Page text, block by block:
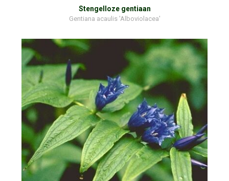
Stengelloze gentiaan
Gentiana acaulis 'Alboviolacea'